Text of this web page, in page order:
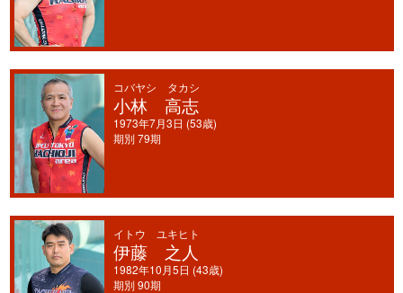
コバヤシ タカシ
小林 高志
1973年7月3日 (53歳)
期別 79期
イトウ ユキヒト
伊藤 之人
1982年10月5日 (43歳)
期別 90期